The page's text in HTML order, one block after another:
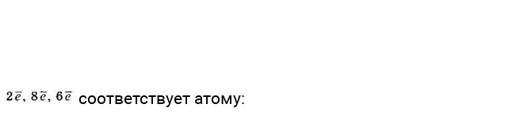
соответствует атому: